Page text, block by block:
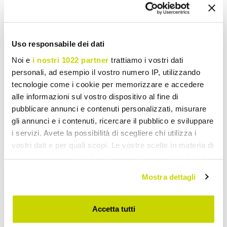
Uso responsabile dei dati
Noi e i nostri 1022 partner trattiamo i vostri dati
personali, ad esempio il vostro numero IP, utilizzando
tecnologie come i cookie per memorizzare e accedere
alle informazioni sul vostro dispositivo al fine di
pubblicare annunci e contenuti personalizzati, misurare
gli annunci e i contenuti, ricercare il pubblico e sviluppare
i servizi. Avete la possibilità di scegliere chi utilizza i
vostri dati e per quali scopi. Le vostre scelte in materia di
modificare o revocare il proprio consenso in qualsiasi
momento dalla Dichiarazione sui cookie o facendo clic
sull'icona di attivazione della privacy.
Mostra dettagli
Accetta tutti
Share
Garden Sofas